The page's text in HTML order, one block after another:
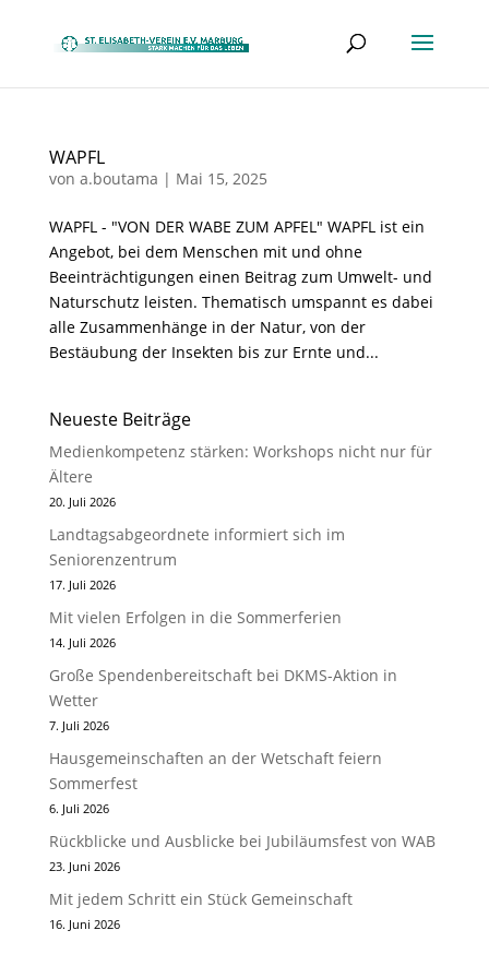
WAPFL
von a.boutama | Mai 15, 2025
WAPFL - "VON DER WABE ZUM APFEL" WAPFL ist ein
Angebot, bei dem Menschen mit und ohne
Beeinträchtigungen einen Beitrag zum Umwelt- und
Naturschutz leisten. Thematisch umspannt es dabei
alle Zusammenhänge in der Natur, von der
Bestäubung der Insekten bis zur Ernte und...
Neueste Beiträge
Medienkompetenz stärken: Workshops nicht nur für
Ältere
20. Juli 2026
Landtagsabgeordnete informiert sich im
Seniorenzentrum
17. Juli 2026
Mit vielen Erfolgen in die Sommerferien
14. Juli 2026
Große Spendenbereitschaft bei DKMS-Aktion in
Wetter
7. Juli 2026
Hausgemeinschaften an der Wetschaft feiern
Sommerfest
6. Juli 2026
Rückblicke und Ausblicke bei Jubiläumsfest von WAB
23. Juni 2026
Mit jedem Schritt ein Stück Gemeinschaft
16. Juni 2026